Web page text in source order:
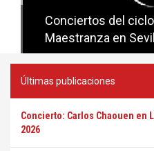
Conciertos del
Maestranza en
Conciertos del ciclo
Sevilla
Últimas publicaciones
Concierto: Carlos Chaouen en
2026